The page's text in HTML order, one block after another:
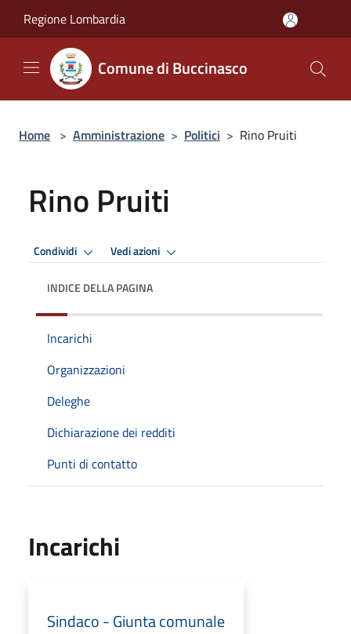
Regione Lombardia
Comune di Buccinasco
Home > Amministrazione > Politici > Rino Pruiti
Rino Pruiti
Condividi Vedi azioni
INDICE DELLA PAGINA
Incarichi
Organizzazioni
Deleghe
Dichiarazione dei redditi
Punti di contatto
Incarichi
Sindaco - Giunta comunale